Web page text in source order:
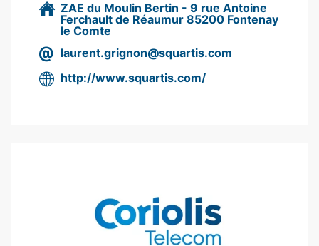
ZAE du Moulin Bertin - 9 rue Antoine
Ferchault de Réaumur 85200 Fontenay
le Comte
laurent.grignon@squartis.com
http://www.squartis.com/